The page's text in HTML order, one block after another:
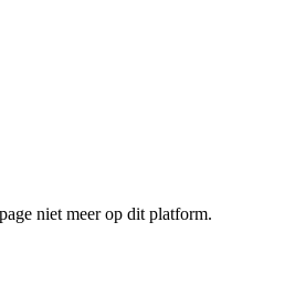
niet meer op dit platform.